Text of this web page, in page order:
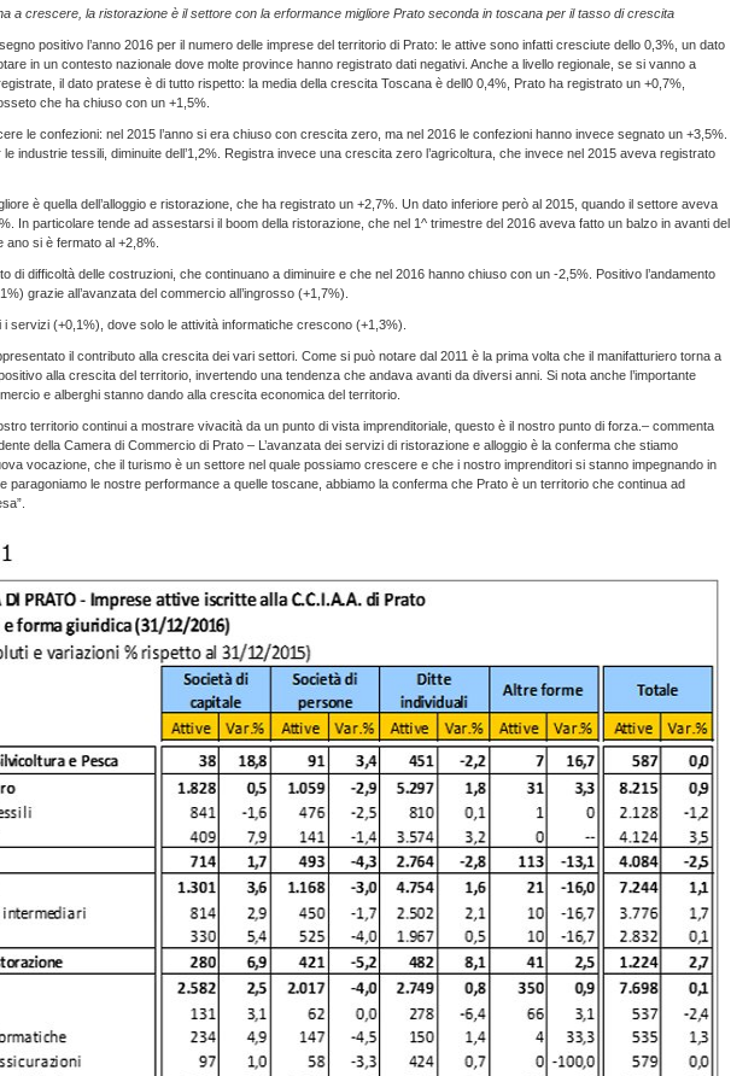
a crescere, la ristorazione è il settore con la erformance migliore Prato seconda in toscana per il tasso di crescita
positivo l’anno 2016 per il numero delle imprese del territorio di Prato: le attive sono infatti cresciute dello 0,3%, un dato
in un contesto nazionale dove molte province hanno registrato dati negativi. Anche a livello regionale, se si vanno a
il dato pratese è di tutto rispetto: la media della crescita Toscana è dell0 0,4%, Prato ha registrato un +0,7%,
che ha chiuso con un +1,5%.
le confezioni: nel 2015 l’anno si era chiuso con crescita zero, ma nel 2016 le confezioni hanno invece segnato un +3,5%.
industrie tessili, diminuite dell’1,2%. Registra invece una crescita zero l’agricoltura, che invece nel 2015 aveva registrato
è quella dell’alloggio e ristorazione, che ha registrato un +2,7%. Un dato inferiore però al 2015, quando il settore aveva
In particolare tende ad assestarsi il boom della ristorazione, che nel 1^ trimestre del 2016 aveva fatto un balzo in avanti del
ano si è fermato al +2,8%.
di difficoltà delle costruzioni, che continuano a diminuire e che nel 2016 hanno chiuso con un -2,5%. Positivo l’andamento
grazie all’avanzata del commercio all’ingrosso (+1,7%).
i servizi (+0,1%), dove solo le attività informatiche crescono (+1,3%).
il contributo alla crescita dei vari settori. Come si può notare dal 2011 è la prima volta che il manifatturiero torna a
alla crescita del territorio, invertendo una tendenza che andava avanti da diversi anni. Si nota anche l’importante
e alberghi stanno dando alla crescita economica del territorio.
territorio continui a mostrare vivacità da un punto di vista imprenditoriale, questo è il nostro punto di forza.– commenta
della Camera di Commercio di Prato – L’avanzata dei servizi di ristorazione e alloggio è la conferma che stiamo
vocazione, che il turismo è un settore nel quale possiamo crescere e che i nostro imprenditori si stanno impegnando in
paragoniamo le nostre performance a quelle toscane, abbiamo la conferma che Prato è un territorio che continua ad